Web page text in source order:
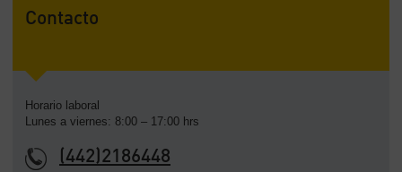
Contacto
Horario laboral
Lunes a viernes: 8:00 – 17:00 hrs
(442)2186448